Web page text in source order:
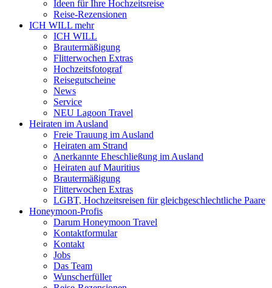
Ideen für Ihre Hochzeitsreise
Reise-Rezensionen
ICH WILL mehr
ICH WILL
Brautermäßigung
Flitterwochen Extras
Hochzeitsfotograf
Reisegutscheine
News
Service
NEU Lagoon Travel
Heiraten im Ausland
Freie Trauung im Ausland
Heiraten am Strand
Anerkannte Eheschließung im Ausland
Heiraten auf Mauritius
Brautermäßigung
Flitterwochen Extras
LGBT, Hochzeitsreisen für gleichgeschlechtliche Paare
Honeymoon-Profis
Darum Honeymoon Travel
Kontaktformular
Kontakt
Jobs
Das Team
Wunscherfüller